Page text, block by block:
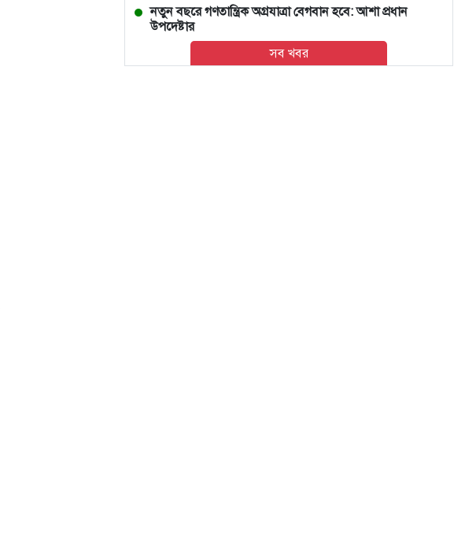
নতুন বছরে গণতান্ত্রিক অগ্রযাত্রা বেগবান হবে: আশা প্রধান
উপদেষ্টার
ভারতে চলন্ত ভ্যানে তরুণীকে সংঘবদ্ধ ধর্ষণ, ২ ঘণ্টা পর রাস্তায়
সব খবর